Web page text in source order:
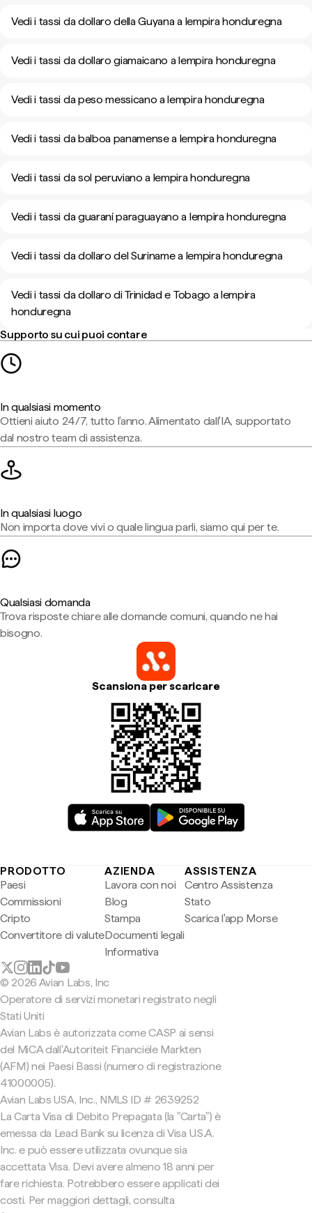
Vedi i tassi da dollaro della Guyana a lempira honduregna
Vedi i tassi da dollaro giamaicano a lempira honduregna
Vedi i tassi da peso messicano a lempira honduregna
Vedi i tassi da balboa panamense a lempira honduregna
Vedi i tassi da sol peruviano a lempira honduregna
Vedi i tassi da guaraní paraguayano a lempira honduregna
Vedi i tassi da dollaro del Suriname a lempira honduregna
Vedi i tassi da dollaro di Trinidad e Tobago a lempira
honduregna
Supporto su cui puoi contare
In qualsiasi momento
Ottieni aiuto 24/7, tutto l'anno. Alimentato dall'IA, supportato
dal nostro team di assistenza.
In qualsiasi luogo
Non importa dove vivi o quale lingua parli, siamo qui per te.
Qualsiasi domanda
Trova risposte chiare alle domande comuni, quando ne hai
bisogno.
Scansiona per scaricare
PRODOTTO
Paesi
Commissioni
Cripto
Convertitore di valute
AZIENDA
Lavora con noi
Blog
Stampa
Documenti legali
Informativa
ASSISTENZA
Centro Assistenza
Stato
Scarica l'app Morse
© 2026 Avian Labs, Inc
Operatore di servizi monetari registrato negli
Stati Uniti
Avian Labs è autorizzata come CASP ai sensi
del MiCA dall'Autoriteit Financiële Markten
(AFM) nei Paesi Bassi (numero di registrazione
41000005).
Avian Labs USA, Inc., NMLS ID # 2639252
La Carta Visa di Debito Prepagata (la "Carta") è
emessa da Lead Bank su licenza di Visa U.S.A.
Inc. e può essere utilizzata ovunque sia
accettata Visa. Devi avere almeno 18 anni per
fare richiesta. Potrebbero essere applicati dei
costi. Per maggiori dettagli, consulta